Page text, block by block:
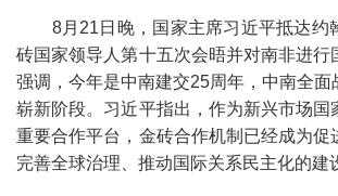
8月21日晚，国家主席习近平抵达约
砖国家领导人第十五次会晤并对南非进行
强调，今年是中南建交25周年，中南全面
崭新阶段。习近平指出，作为新兴市场国
重要合作平台，金砖合作机制已经成为促
完善全球治理、推动国际关系民主化的建